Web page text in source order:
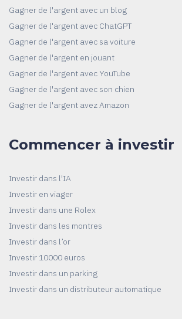
Gagner de l'argent avec un blog
Gagner de l'argent avec ChatGPT
Gagner de l'argent avec sa voiture
Gagner de l'argent en jouant
Gagner de l'argent avec YouTube
Gagner de l'argent avec son chien
Gagner de l'argent avez Amazon
Commencer à investir
Investir dans l'IA
Investir en viager
Investir dans une Rolex
Investir dans les montres
Investir dans l’or
Investir 10000 euros
Investir dans un parking
Investir dans un distributeur automatique